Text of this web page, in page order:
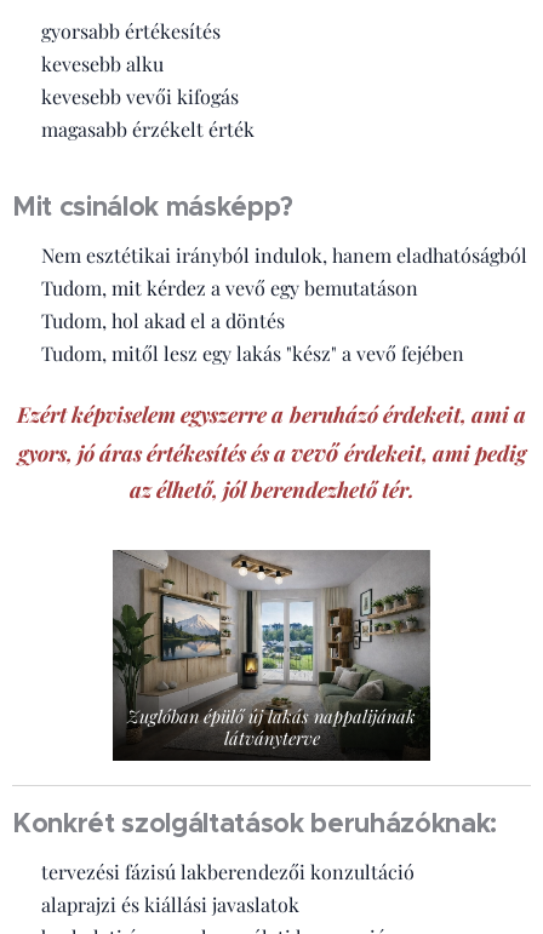
✔ gyorsabb értékesítés
✔ kevesebb alku
✔ kevesebb vevői kifogás
✔ magasabb érzékelt érték
Mit csinálok másképp?
✔ Nem esztétikai irányból indulok, hanem eladhatóságból
✔ Tudom, mit kérdez a vevő egy bemutatáson
✔ Tudom, hol akad el a döntés
✔ Tudom, mitől lesz egy lakás "kész" a vevő fejében
Ezért képviselem egyszerre a beruházóérdekeit, ami a
gyors, jó áras értékesítés és avevőérdekeit, ami pedig
az élhető, jól berendezhető tér.
Zuglóban épülő új lakás nappalijának
látványterve
Konkrét szolgáltatások beruházóknak:
✔ tervezési fázisú lakberendezői konzultáció
✔ alaprajzi és kiállási javaslatok